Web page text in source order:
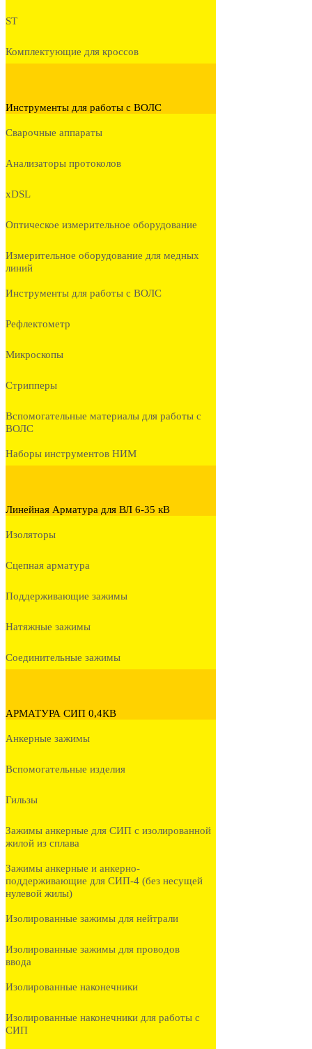
ST
Комплектующие для кроссов
Инструменты для работы с ВОЛС
Сварочные аппараты
Анализаторы протоколов
xDSL
Оптическое измерительное оборудование
Измерительное оборудование для медных
линий
Инструменты для работы с ВОЛС
Рефлектометр
Микроскопы
Стрипперы
Вспомогательные материалы для работы с
ВОЛС
Наборы инструментов НИМ
Линейная Арматура для ВЛ 6-35 кВ
Изоляторы
Сцепная арматура
Поддерживающие зажимы
Натяжные зажимы
Соединительные зажимы
АРМАТУРА СИП 0,4КВ
Анкерные зажимы
Вспомогательные изделия
Гильзы
Зажимы анкерные для СИП с изолированной
жилой из сплава
Зажимы анкерные и анкерно-
поддерживающие для СИП-4 (без несущей
нулевой жилы)
Изолированные зажимы для нейтрали
Изолированные зажимы для проводов
ввода
Изолированные наконечники
Изолированные наконечники для работы с
СИП